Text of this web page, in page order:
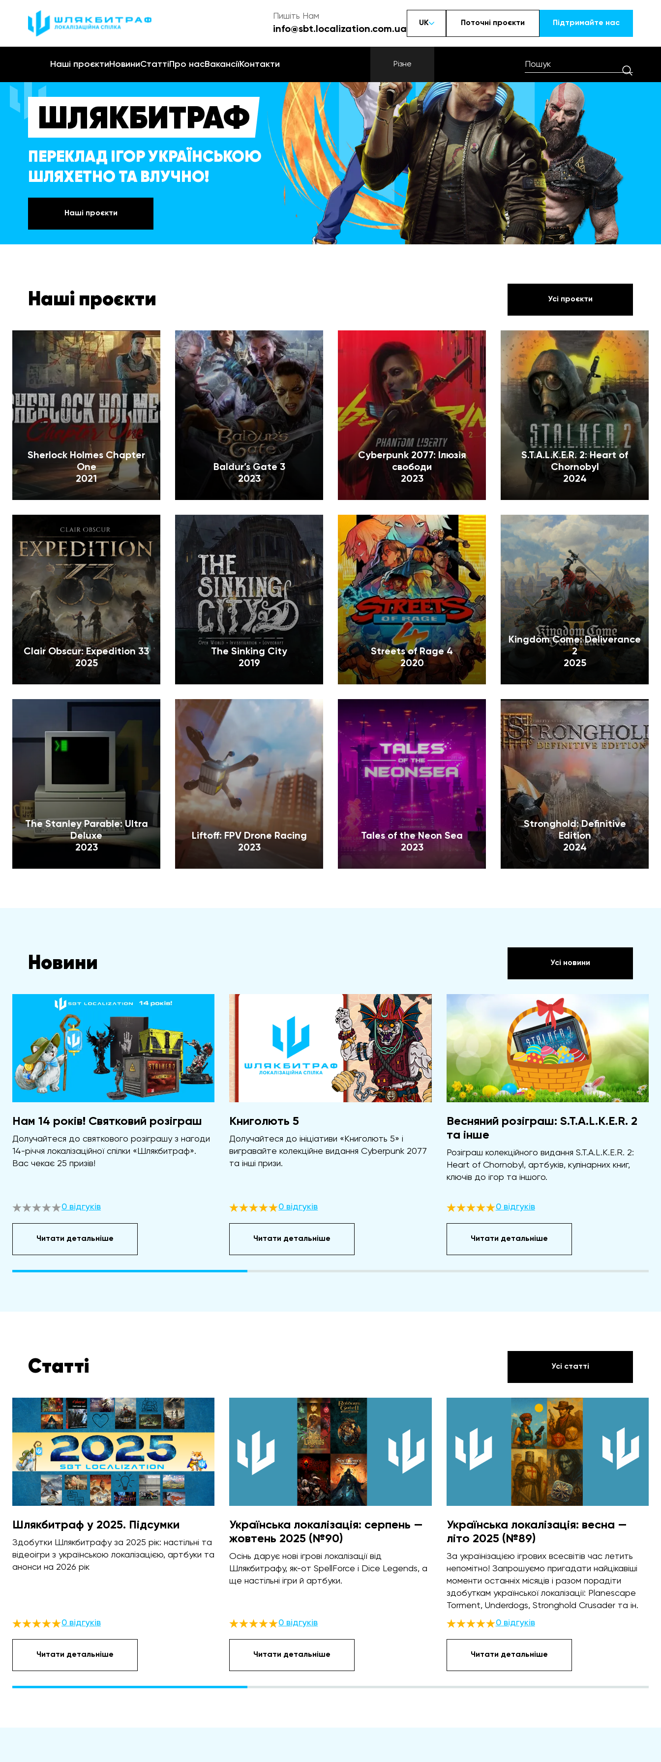
Пишіть Нам
info@sbt.localization.com.ua
UK Поточні проєкти Підтримайте наc
Наші проєкти НовиниСтатті Про насВакансіїКонтакти Різне
ШЛЯКБИТРАФ
ПЕРЕКЛАД ІГОР УКРАЇНСЬКОЮ
ШЛЯХЕТНО ТА ВЛУЧНО!
Наші проєкти
Наші проєкти Усі проєкти
Sherlock Holmes Chapter
One
2021
Baldur’s Gate 3
2023
Cyberpunk 2077: Ілюзія
свободи
2023
S.T.A.L.K.E.R. 2: Heart of
Chornobyl
2024
Clair Obscur: Expedition 33
2025
The Sinking City
2019
Streets of Rage 4
2020
Kingdom Come: Deliverance
2
2025
The Stanley Parable: Ultra
Deluxe
2023
Liftoff: FPV Drone Racing
2023
Tales of the Neon Sea
2023
Stronghold: Definitive
Edition
2024
Новини Усі новини
Нам 14 років! Святковий розіграш
Долучайтеся до святкового розіграшу з нагоди
14-річчя локалізаційної спілки «Шлякбитраф».
Вас чекає 25 призів!
0 відгуків
Читати детальніше
Книголють 5
Долучайтеся до ініціативи «Книголють 5» і
вигравайте колекційне видання Cyberpunk 2077
та інші призи.
0 відгуків
Читати детальніше
Весняний розіграш: S.T.A.L.K.E.R. 2
та інше
Розіграш колекційного видання S.T.A.L.K.E.R. 2:
Heart of Chornobyl, артбуків, кулінарних книг,
ключів до ігор та іншого.
0 відгуків
Читати детальніше
Статті Усі статті
Шлякбитраф у 2025. Підсумки
Здобутки Шлякбитрафу за 2025 рік: настільні та
відеоігри з українською локалізацією, артбуки та
анонси на 2026 рік
0 відгуків
Читати детальніше
Українська локалізація: серпень —
жовтень 2025 (№90)
Осінь дарує нові ігрові локалізації від
Шлякбитрафу, як-от SpellForce і Dice Legends, а
ще настільні ігри й артбуки.
0 відгуків
Читати детальніше
Українська локалізація: весна —
літо 2025 (№89)
За українізацією ігрових всесвітів час летить
непомітно! Запрошуємо пригадати найцікавіші
моменти останніх місяців і разом порадіти
здобуткам української локалізації: Planescape
Torment, Underdogs, Stronghold Crusader та ін.
0 відгуків
Читати детальніше